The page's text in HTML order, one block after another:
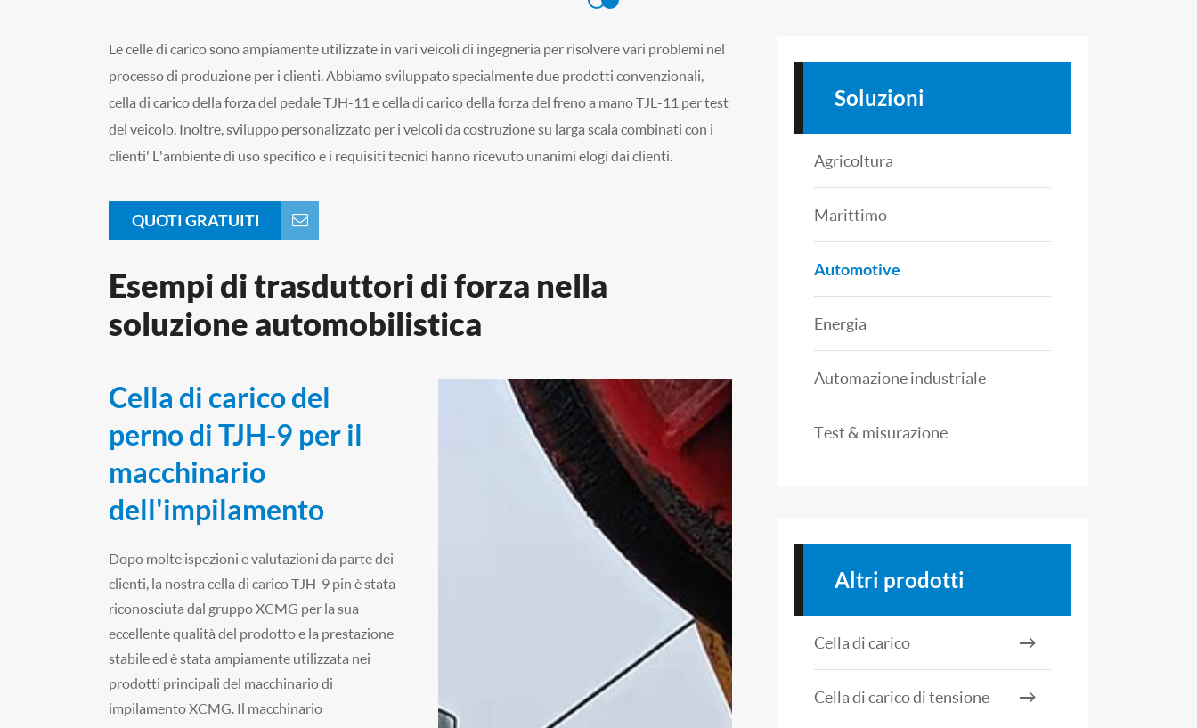
Le celle di carico sono ampiamente utilizzate in vari veicoli di ingegneria per risolvere vari problemi nel
processo di produzione per i clienti. Abbiamo sviluppato specialmente due prodotti convenzionali,
cella di carico della forza del pedale TJH-11 e cella di carico della forza del freno a mano TJL-11 per test
del veicolo. Inoltre, sviluppo personalizzato per i veicoli da costruzione su larga scala combinati con i
clienti' L'ambiente di uso specifico e i requisiti tecnici hanno ricevuto unanimi elogi dai clienti.
QUOTI GRATUITI
Esempi di trasduttori di forza nella
soluzione automobilistica
Cella di carico del
perno di TJH-9 per il
macchinario
dell'impilamento
Dopo molte ispezioni e valutazioni da parte dei
clienti, la nostra cella di carico TJH-9 pin è stata
riconosciuta dal gruppo XCMG per la sua
eccellente qualità del prodotto e la prestazione
stabile ed è stata ampiamente utilizzata nei
prodotti principali del macchinario di
impilamento XCMG. Il macchinario
Soluzioni
Agricoltura
Marittimo
Automotive
Energia
Automazione industriale
Test & misurazione
Altri prodotti
Cella di carico
Cella di carico di tensione